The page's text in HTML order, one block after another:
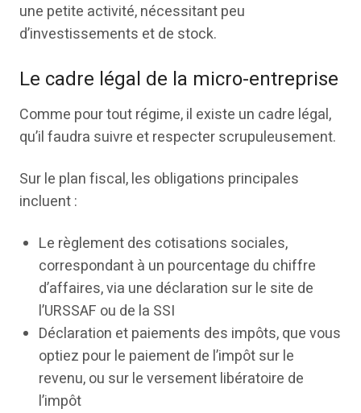
une petite activité, nécessitant peu
d’investissements et de stock.
Le cadre légal de la micro-entreprise
Comme pour tout régime, il existe un cadre légal,
qu’il faudra suivre et respecter scrupuleusement.
Sur le plan fiscal, les obligations principales
incluent :
Le règlement des cotisations sociales,
correspondant à un pourcentage du chiffre
d’affaires, via une déclaration sur le site de
l’URSSAF ou de la SSI
Déclaration et paiements des impôts, que vous
optiez pour le paiement de l’impôt sur le
revenu, ou sur le versement libératoire de
l’impôt